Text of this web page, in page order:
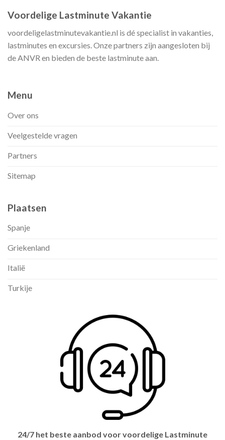
Voordelige Lastminute Vakantie
voordeligelastminutevakantie.nl is dé specialist in vakanties,
lastminutes en excursies. Onze partners zijn aangesloten bij
de ANVR en bieden de beste lastminute aan.
Menu
Over ons
Veelgestelde vragen
Partners
Sitemap
Plaatsen
Spanje
Griekenland
Italië
Turkije
24/7 het beste aanbod voor voordelige Lastminute